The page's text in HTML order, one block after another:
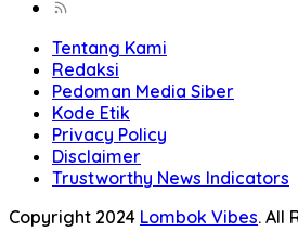
Tentang Kami
Redaksi
Pedoman Media Siber
Kode Etik
Privacy Policy
Disclaimer
Trustworthy News Indicators
Copyright 2024 Lombok Vibes. All